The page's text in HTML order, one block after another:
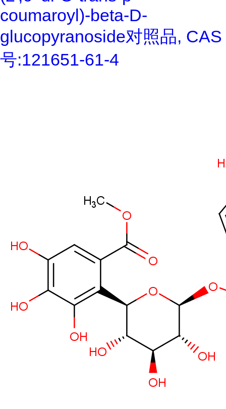
coumaroyl)-beta-D-
glucopyranoside对照品, CAS
号:121651-61-4